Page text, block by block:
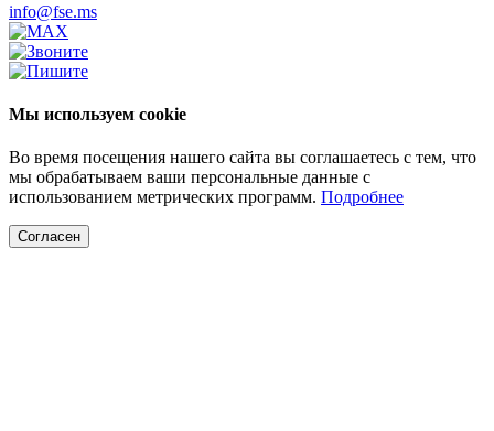
info@fse.ms
Мы используем cookie
Во время посещения нашего сайта вы соглашаетесь с тем, что
мы обрабатываем ваши персональные данные с
использованием метрических программ. Подробнее
Согласен